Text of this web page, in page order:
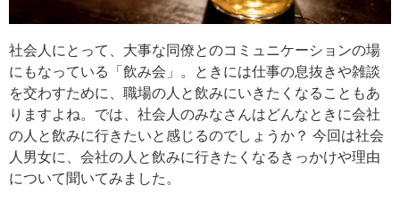
社会人にとって、大事な同僚とのコミュニケーションの場
にもなっている「飲み会」。ときには仕事の息抜きや雑談
を交わすために、職場の人と飲みにいきたくなることもあ
りますよね。では、社会人のみなさんはどんなときに会社
の人と飲みに行きたいと感じるのでしょうか？ 今回は社会
人男女に、会社の人と飲みに行きたくなるきっかけや理由
について聞いてみました。